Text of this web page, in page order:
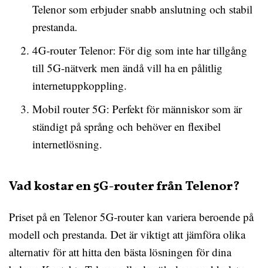
Telenor som erbjuder snabb anslutning och stabil
prestanda.
4G-router Telenor: För dig som inte har tillgång
till 5G-nätverk men ändå vill ha en pålitlig
internetuppkoppling.
Mobil router 5G: Perfekt för människor som är
ständigt på språng och behöver en flexibel
internetlösning.
Vad kostar en 5G-router från Telenor?
Priset på en Telenor 5G-router kan variera beroende på
modell och prestanda. Det är viktigt att jämföra olika
alternativ för att hitta den bästa lösningen för dina